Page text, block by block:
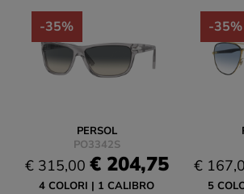
-35%
PERSOL
PO3342S
€ 315,00 € 204,75
4 COLORI 1 CALIBRO
-35%
€
5